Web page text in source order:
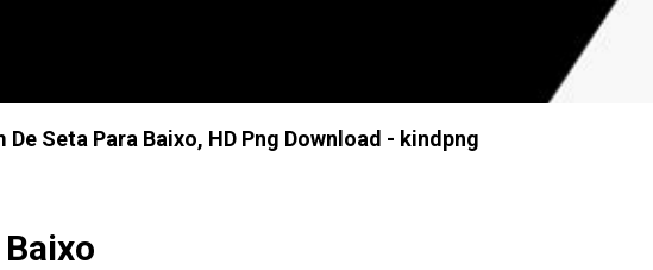
Seta Para Baixo, HD Png Download - kindpng